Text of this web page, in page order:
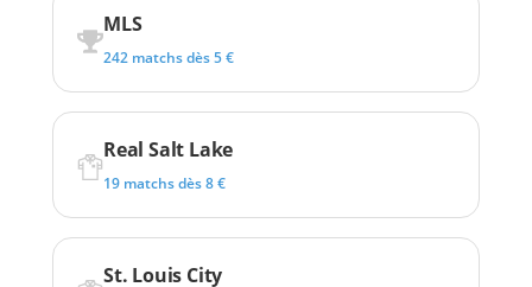
MLS
242 matchs dès 5 €
Real Salt Lake
19 matchs dès 8 €
St. Louis City